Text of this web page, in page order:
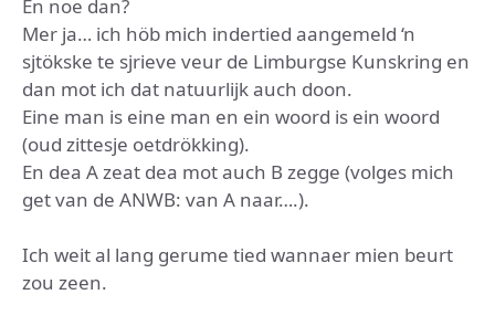
En noe dan?
Mer ja… ich höb mich indertied aangemeld ‘n
sjtökske te sjrieve veur de Limburgse Kunskring en
dan mot ich dat natuurlijk auch doon.
Eine man is eine man en ein woord is ein woord
(oud zittesje oetdrökking).
En dea A zeat dea mot auch B zegge (volges mich
get van de ANWB: van A naar….).
Ich weit al lang gerume tied wannaer mien beurt
zou zeen.